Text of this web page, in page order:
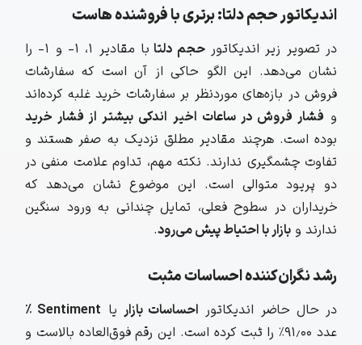
اندیکاتور حجم دلتا: برتری با فروشنده هاست
در تصویر زیر اندیکاتورحجم دلتا
با مقادیر ۱، ۱- و ۱- را
نشان می‌دهد. این الگو حاکی از آن است که سفارشات
فروش در بازه‌های موردنظر بر سفارشات خرید غلبه کرده‌اند
و فشار فروش در ساعات اخیر اندکی بیشتر از فشار خرید
بوده است. هرچند مقادیر مطلق نزدیک به صفر هستند و‌
تفاوت چشمگیری ندارند. نکته مهم، تداوم علامت منفی در
دو پریود متوالی است. این موضوع نشان می‌دهد که
خریداران در سطوح فعلی، تمایل چندانی به ورود سنگین
ندارند و بازار با احتیاط پیش می‌رود.
رشد نگران‌کننده احساسات مثبت
در حال حاضر اندیکاتور احساسات بازار یا Sentiment %
عدد ۹۱٫۰۰٪ را ثبت کرده است. این رقم فوق‌العاده بالاست و